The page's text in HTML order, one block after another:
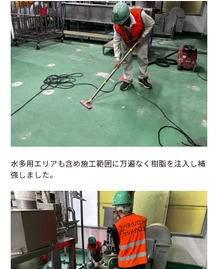
水多用エリアも含め施工範囲に万遍なく樹脂を注入し補
強しました。